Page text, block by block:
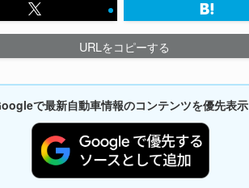
URLをコピーする
で最新自動車情報のコンテンツを優先表示